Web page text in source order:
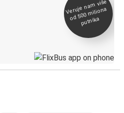
Veruje na
m više
od 500
miliona
putnika